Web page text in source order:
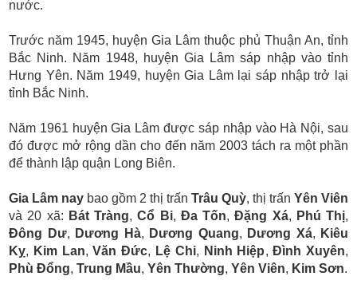
nước.
Trước năm 1945, huyện Gia Lâm thuộc phủ Thuận An, tỉnh
Bắc Ninh. Năm 1948, huyện Gia Lâm sáp nhập vào tỉnh
Hưng Yên. Năm 1949, huyện Gia Lâm lại sáp nhập trở lại
tỉnh Bắc Ninh.
Năm 1961 huyện Gia Lâm được sáp nhập vào Hà Nội, sau
đó được mở rộng dần cho đến năm 2003 tách ra một phần
để thành lập quận Long Biên.
Gia Lâm nay bao gồm 2 thị trấn Trâu Quỳ, thị trấn Yên Viên
và 20 xã: Bát Tràng,Cổ Bi, Đa Tốn,Đặng Xá, Phú Thị,
Đông Dư, Dương Hà, Dương Quang, Dương Xá, Kiêu
Kỵ, Kim Lan,Văn Đức, Lệ Chi, Ninh Hiệp,Đình Xuyên,
Phù Đổng, Trung Mầu, Yên Thường, Yên Viên, Kim Sơn.